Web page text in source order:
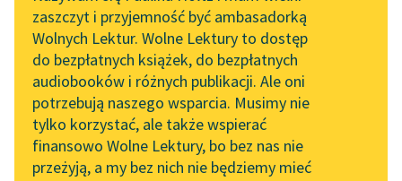
„Prokurator Alicja Horn”
do słuchania
Byliśmy częścią AI Impact
Lab
Zapraszamy na spotkanie
online z tłumaczkami
Mapa Wolnych Lektur
Leśmianator
Przewodnik dla piszących i
czytających
zaszczyt i przyjemność być ambasadorką
Wolnych Lektur. Wolne Lektury to dostęp
do bezpłatnych książek, do bezpłatnych
audiobooków i różnych publikacji. Ale oni
potrzebują naszego wsparcia. Musimy nie
tylko korzystać, ale także wspierać
finansowo Wolne Lektury, bo bez nas nie
przeżyją, a my bez nich nie będziemy mieć
Konstanty Ildefons
Gałczyński
Porfirion Osiełek
czyli Klub
Świętokradców
Dopiero teraz zauważył